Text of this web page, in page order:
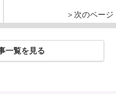
＞次のページ
一覧を見る